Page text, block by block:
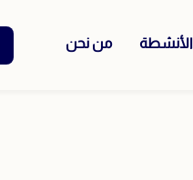
الأنشطة من نحن